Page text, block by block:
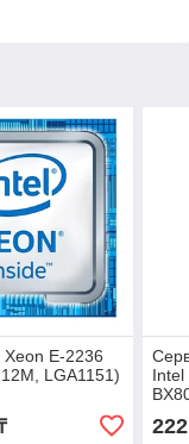
E-2236
LGA1151)
Intel